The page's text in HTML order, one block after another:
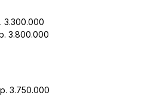
3.300.000
3.800.000
3.750.000